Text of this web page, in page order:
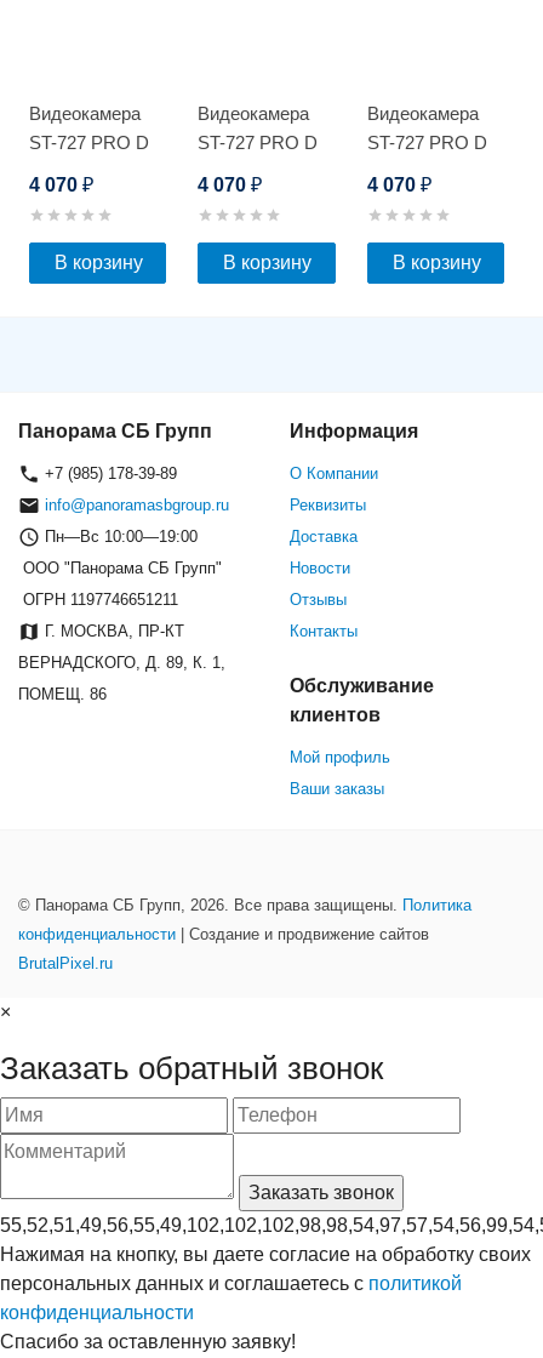
Видеокамера
ST-727 PRO D
4 070 ₽
В корзину
Видеокамера
ST-727 PRO D
4 070₽
В корзину
Видеокамера
ST-727 PRO D
4 070 ₽
В корзину
Панорама СБ Групп
+7 (985) 178-39-89
info@panoramasbgroup.ru
Пн—Вс 10:00—19:00
ООО "Панорама СБ Групп"
ОГРН 1197746651211
Г. МОСКВА, ПР-КТ
ВЕРНАДСКОГО, Д. 89, К. 1,
ПОМЕЩ. 86
Информация
О Компании
Реквизиты
Доставка
Новости
Отзывы
Контакты
Обслуживание
клиентов
Мой профиль
Ваши заказы
© Панорама СБ Групп, 2026. Все права защищены.
Политика
конфиденциальности | Создание и продвижение сайтов
BrutalPixel.ru
×
Заказать обратный звонок
Нажимая на кнопку, вы даете согласие на обработку своих
персональных данных и соглашаетесь с политикой
конфиденциальности
Спасибо за оставленную заявку!